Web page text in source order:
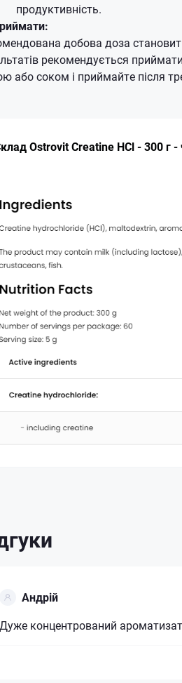
продуктивність.
добова доза
рекомендується
або соком і приймайте після
Ostrovit Creatine HCl - 300 г
Андрій
Дуже концентрований